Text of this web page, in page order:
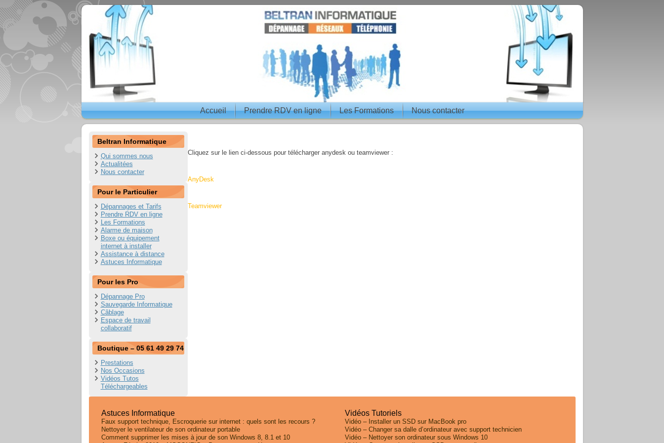
Accueil Prendre RDV en ligne Les Formations Nous contacter
Beltran Informatique
Qui sommes nous
Actualitées
Nous contacter
Pour le Particulier
Dépannages et Tarifs
Prendre RDV en ligne
Les Formations
Alarme de maison
Boxe ou équipement
internet à installer
Assistance à distance
Astuces Informatique
Pour les Pro
Dépannage Pro
Sauvegarde Informatique
Câblage
Espace de travail
collaboratif
Boutique – 05 61 49 29 74
Prestations
Nos Occasions
Vidéos Tutos
Téléchargeables
Cliquez sur le lien ci-dessous pour télécharger anydesk ou teamviewer :
AnyDesk
Teamviewer
Astuces Informatique
Faux support technique, Escroquerie sur internet : quels sont les recours ?
Nettoyer le ventilateur de son ordinateur portable
Comment supprimer les mises à jour de son Windows 8, 8.1 et 10
Vidéos Tutoriels
Vidéo – Installer un SSD sur MacBook pro
Vidéo – Changer sa dalle d’ordinateur avec support technicien
Vidéo – Nettoyer son ordinateur sous Windows 10